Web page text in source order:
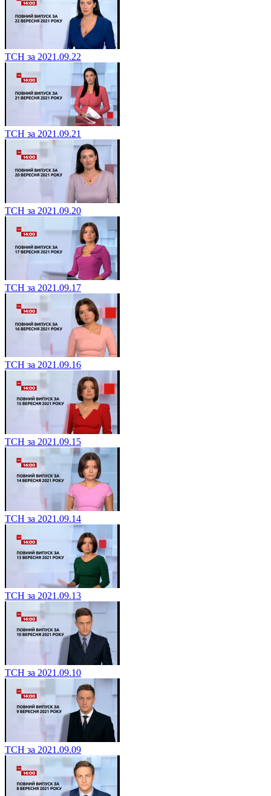
ТСН за 2021.09.22
ТСН за 2021.09.21
ТСН за 2021.09.20
ТСН за 2021.09.17
ТСН за 2021.09.16
ТСН за 2021.09.15
ТСН за 2021.09.14
ТСН за 2021.09.13
ТСН за 2021.09.10
ТСН за 2021.09.09